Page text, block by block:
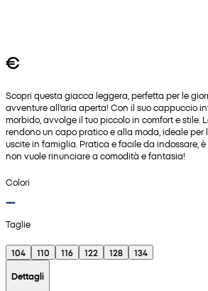
€
Scopri questa giacca leggera, perfetta per le
avventure all'aria aperta! Con il suo cappuccio
morbido, avvolge il tuo piccolo in comfort e stile.
rendono un capo pratico e alla moda, ideale per
uscite in famiglia. Pratica e facile da indossare,
non vuole rinunciare a comodità e fantasia!
Colori
Taglie
104 110 116 122 128
134
Dettagli